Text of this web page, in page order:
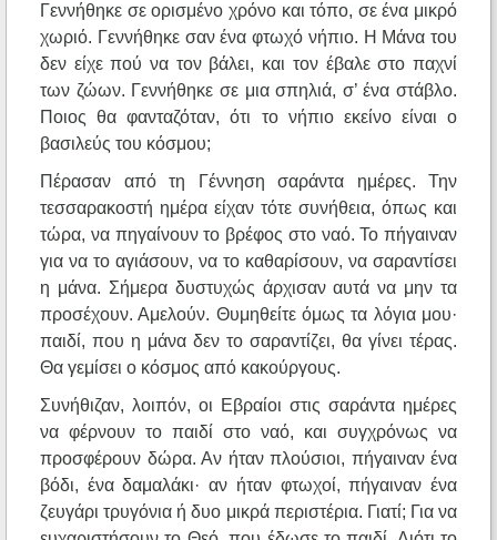
Γεννήθηκε σε ορισμένο χρόνο και τόπο, σε ένα μικρό
χωριό. Γεννήθηκε σαν ένα φτωχό νήπιο. Η Mάνα του
δεν είχε πού να τον βάλει, και τον έβαλε στο παχνί
των ζώων. Γεννήθηκε σε μια σπηλιά, σ’ ένα στάβλο.
Ποιος θα φανταζόταν, ότι το νήπιο εκείνο είναι ο
βασιλεύς του κόσμου;
Πέρασαν από τη Γέννηση σαράντα ημέρες. Την
τεσσαρακοστή ημέρα είχαν τότε συνήθεια, όπως και
τώρα, να πηγαίνουν το βρέφος στο ναό. Το πήγαιναν
για να το αγιάσουν, να το καθαρίσουν, να σαραντίσει
η μάνα. Σήμερα δυστυχώς άρχισαν αυτά να μην τα
προσέχουν. Αμελούν. Θυμηθείτε όμως τα λόγια μου·
παιδί, που η μάνα δεν το σαραντίζει, θα γίνει τέρας.
Θα γεμίσει ο κόσμος από κακούργους.
Συνήθιζαν, λοιπόν, οι Εβραίοι στις σαράντα ημέρες
να φέρνουν το παιδί στο ναό, και συγχρόνως να
προσφέρουν δώρα. Αν ήταν πλούσιοι, πήγαιναν ένα
βόδι, ένα δαμαλάκι· αν ήταν φτωχοί, πήγαιναν ένα
ζευγάρι τρυγόνια ή δυο μικρά περιστέρια. Γιατί; Για να